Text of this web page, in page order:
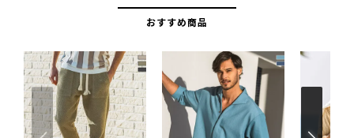
おすすめ商品